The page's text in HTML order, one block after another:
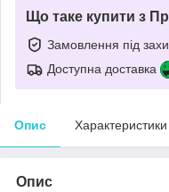
Що таке купити з
Замовлення під
Доступна доставка
Опис Характеристики
Опис